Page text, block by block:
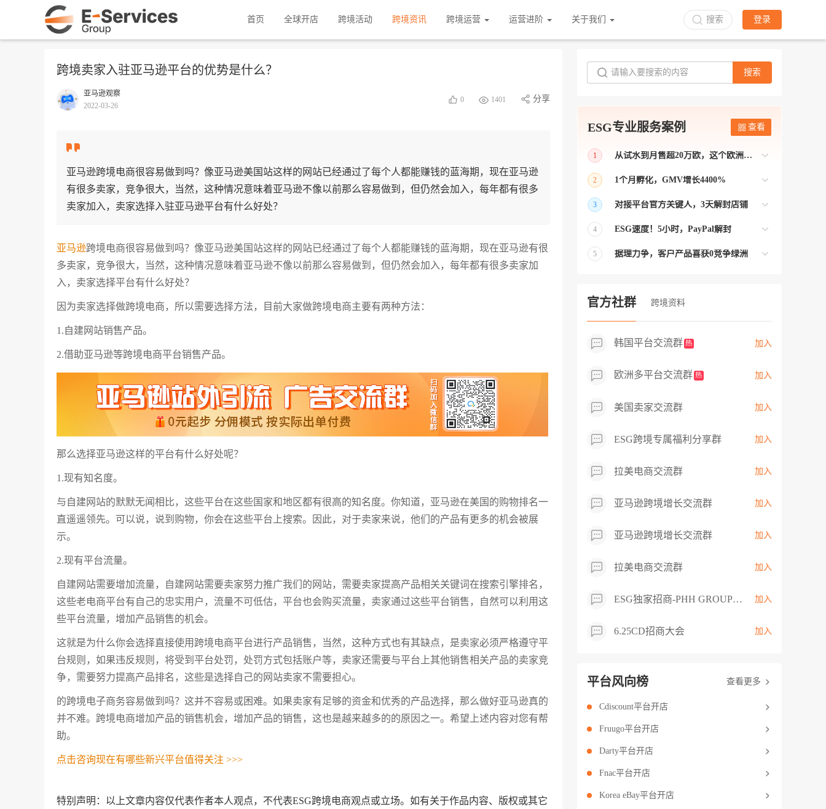
首页 全球开店 跨境活动 跨境资讯 跨境运营 运营进阶 关于我们 搜索 登录
跨境卖家入驻亚马逊平台的优势是什么？
亚马逊观察
2022-03-26
0 1401 分享
亚马逊跨境电商很容易做到吗？像亚马逊美国站这样的网站已经通过了每个人都能赚钱的蓝海期，现在亚马逊
有很多卖家，竞争很大，当然，这种情况意味着亚马逊不像以前那么容易做到，但仍然会加入，每年都有很多
卖家加入，卖家选择入驻亚马逊平台有什么好处？
亚马逊跨境电商很容易做到吗？像亚马逊美国站这样的网站已经通过了每个人都能赚钱的蓝海期，现在亚马逊有很
多卖家，竞争很大，当然，这种情况意味着亚马逊不像以前那么容易做到，但仍然会加入，每年都有很多卖家加
入，卖家选择平台有什么好处？
因为卖家选择做跨境电商，所以需要选择方法，目前大家做跨境电商主要有两种方法：
1.自建网站销售产品。
2.借助亚马逊等跨境电商平台销售产品。
那么选择亚马逊这样的平台有什么好处呢？
1.现有知名度。
与自建网站的默默无闻相比，这些平台在这些国家和地区都有很高的知名度。你知道，亚马逊在美国的购物排名一
直遥遥领先。可以说，说到购物，你会在这些平台上搜索。因此，对于卖家来说，他们的产品有更多的机会被展
示。
2.现有平台流量。
自建网站需要增加流量，自建网站需要卖家努力推广我们的网站，需要卖家提高产品相关关键词在搜索引擎排名，
这些老电商平台有自己的忠实用户，流量不可低估，平台也会购买流量，卖家通过这些平台销售，自然可以利用这
些平台流量，增加产品销售的机会。
这就是为什么你会选择直接使用跨境电商平台进行产品销售，当然，这种方式也有其缺点，是卖家必须严格遵守平
台规则，如果违反规则，将受到平台处罚，处罚方式包括账户等，卖家还需要与平台上其他销售相关产品的卖家竞
争，需要努力提高产品排名，这些是选择自己的网站卖家不需要担心。
的跨境电子商务容易做到吗？这并不容易或困难。如果卖家有足够的资金和优秀的产品选择，那么做好亚马逊真的
并不难。跨境电商增加产品的销售机会，增加产品的销售，这也是越来越多的的原因之一。希望上述内容对您有帮
助。
点击咨询现在有哪些新兴平台值得关注 >>>
特别声明：以上文章内容仅代表作者本人观点，不代表ESG跨境电商观点或立场。如有关于作品内容、版权或其它
搜索
ESG专业服务案例 查看
1
从试水到月售超20万欧，这个欧洲本土平台被低估了
2
1个月孵化，GMV增长4400%
业】 >> Gmarket卖家店铺经过ESG跨境客
3
对接平台官方关键人，3天解封店铺
跨境帮我解决了韩国平台店铺异常问题
4
ESG速度！5小时，PayPal解封
ESG拥有Paypal支付和Onbuy平台双绿通道
5
据理力争，客户产品喜获0竞争绿洲
取机会，卖家成功上架市场热卖而平台稀
缺产品，拓展了西班牙新商机！
官方社群 跨境资料
韩国平台交流群 热 加入
欧洲多平台交流群 热 加入
美国卖家交流群 加入
ESG跨境专属福利分享群 加入
拉美电商交流群 加入
亚马逊跨境增长交流群 加入
亚马逊跨境增长交流群 加入
拉美电商交流群 加入
ESG独家招商-PHH GROUP卖家交流群 加入
6.25CD招商大会 加入
平台风向榜 查看更多
Cdiscount平台开店
Fruugo平台开店
Darty平台开店
Fnac平台开店
Korea eBay平台开店